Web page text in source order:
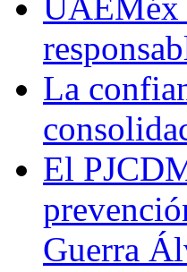
La
El
Guerra